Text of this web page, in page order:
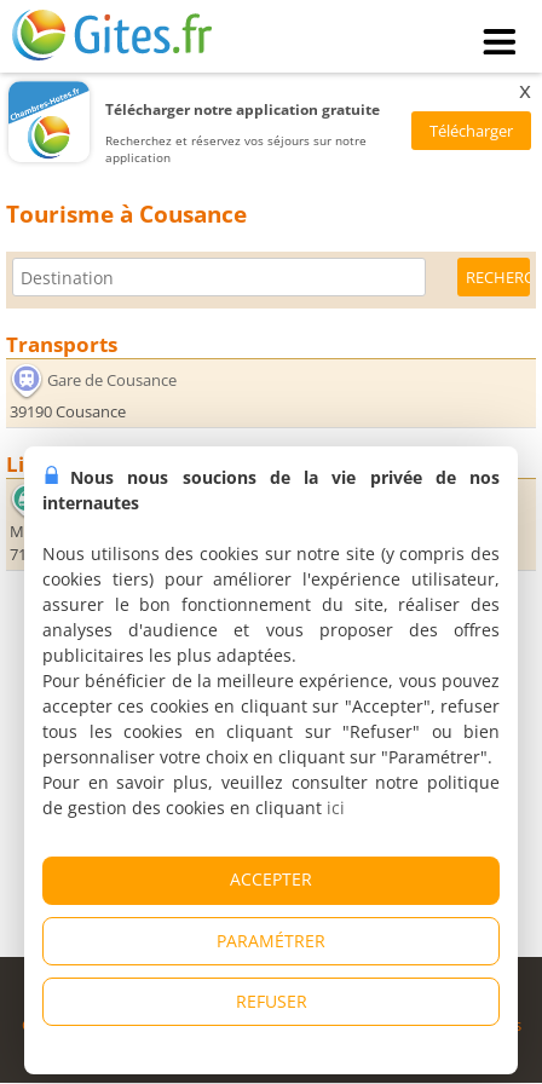
Télécharger notre application gratuite
Recherchez et réservez vos séjours sur notre
application
x
Tourisme à Cousance
Transports
Gare de Cousance
39190 Cousance
Lieux sportifs
Circuit de Bresse
Milleure
71580 Frontenaud
© Copyright 1998 - 2026
Cybevasion|Mentions légales|Confidentialité|CGU|Informations
Nous nous soucions de la vie privée de nos
internautes
Nous utilisons des cookies sur notre site (y compris des
cookies tiers) pour améliorer l'expérience utilisateur,
assurer le bon fonctionnement du site, réaliser des
analyses d'audience et vous proposer des offres
publicitaires les plus adaptées.
Pour bénéficier de la meilleure expérience, vous pouvez
accepter ces cookies en cliquant sur "Accepter", refuser
tous les cookies en cliquant sur "Refuser" ou bien
personnaliser votre choix en cliquant sur "Paramétrer".
Pour en savoir plus, veuillez consulter notre politique
de gestion des cookies en cliquant ici
ACCEPTER
PARAMÉTRER
REFUSER